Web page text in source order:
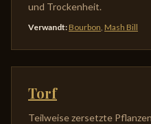
und Trockenheit.
Verwandt: Bourbon, Mash Bill
Torf
Teilweise zersetzte